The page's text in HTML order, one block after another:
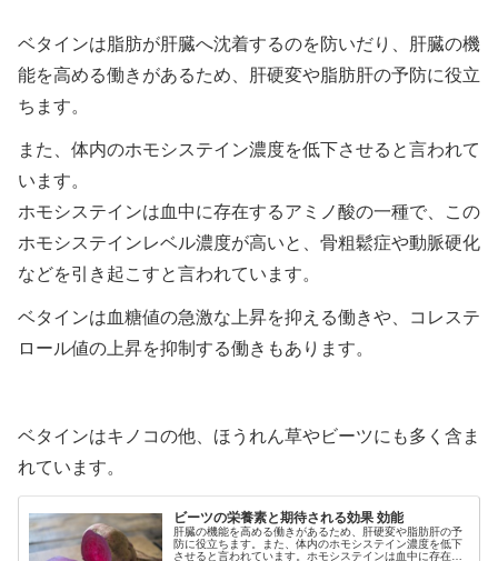
ベタインは脂肪が肝臓へ沈着するのを防いだり、肝臓の機
能を高める働きがあるため、肝硬変や脂肪肝の予防に役立
ちます。
また、体内のホモシステイン濃度を低下させると言われて
います。
ホモシステインは血中に存在するアミノ酸の一種で、この
ホモシステインレベル濃度が高いと、骨粗鬆症や動脈硬化
などを引き起こすと言われています。
ベタインは血糖値の急激な上昇を抑える働きや、コレステ
ロール値の上昇を抑制する働きもあります。
ベタインはキノコの他、ほうれん草やビーツにも多く含ま
れています。
ビーツの栄養素と期待される効果 効能
肝臓の機能を高める働きがあるため、肝硬変や脂肪肝の予
防に役立ちます。また、体内のホモシステイン濃度を低下
させると言われています。ホモシステインは血中に存在す